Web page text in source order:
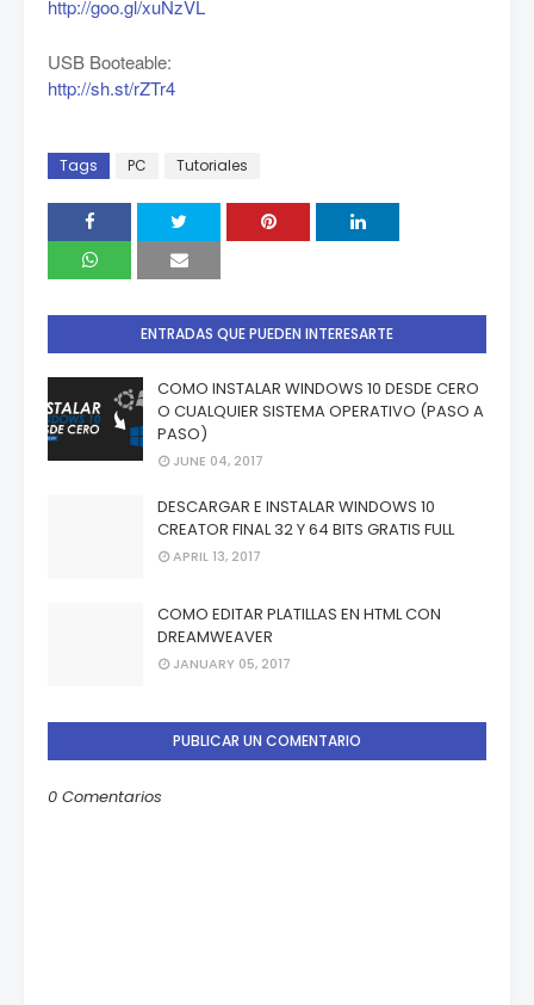
http://goo.gl/xuNzVL
USB Booteable:
http://sh.st/rZTr4
Tags PC Tutoriales
ENTRADAS QUE PUEDEN INTERESARTE
COMO INSTALAR WINDOWS 10 DESDE CERO
O CUALQUIER SISTEMA OPERATIVO (PASO A
PASO)
JUNE 04, 2017
DESCARGAR E INSTALAR WINDOWS 10
CREATOR FINAL 32 Y 64 BITS GRATIS FULL
APRIL 13, 2017
COMO EDITAR PLATILLAS EN HTML CON
DREAMWEAVER
JANUARY 05, 2017
PUBLICAR UN COMENTARIO
0 Comentarios